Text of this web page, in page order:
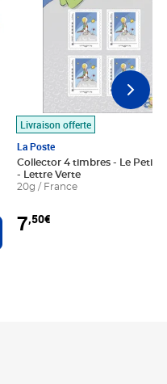
au panier
Livraison offerte
La Poste
Collector 4 timbres - Le Petit
- Lettre Verte
20g / France
7,50€